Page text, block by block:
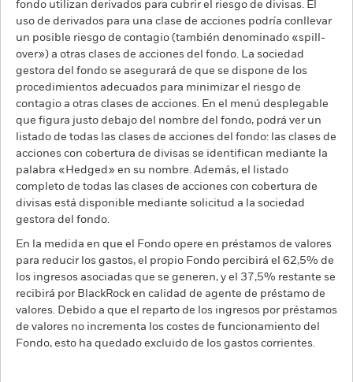
fondo utilizan derivados para cubrir el riesgo de divisas. El
uso de derivados para una clase de acciones podría conllevar
un posible riesgo de contagio (también denominado «spill-
over») a otras clases de acciones del fondo. La sociedad
gestora del fondo se asegurará de que se dispone de los
procedimientos adecuados para minimizar el riesgo de
contagio a otras clases de acciones. En el menú desplegable
que figura justo debajo del nombre del fondo, podrá ver un
listado de todas las clases de acciones del fondo: las clases de
acciones con cobertura de divisas se identifican mediante la
palabra «Hedged» en su nombre. Además, el listado
completo de todas las clases de acciones con cobertura de
divisas está disponible mediante solicitud a la sociedad
gestora del fondo.
En la medida en que el Fondo opere en préstamos de valores
para reducir los gastos, el propio Fondo percibirá el 62,5% de
los ingresos asociadas que se generen, y el 37,5% restante se
recibirá por BlackRock en calidad de agente de préstamo de
valores. Debido a que el reparto de los ingresos por préstamos
de valores no incrementa los costes de funcionamiento del
Fondo, esto ha quedado excluido de los gastos corrientes.